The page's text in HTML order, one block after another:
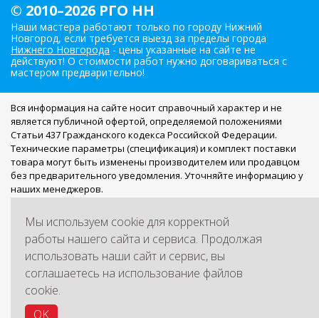
© 2010–2026 РГО НН
Наши мастера работают только по городу Нижний
Новгород, если требуется выезд за пределы города
Нижнего Новгорода - цены указанные на сайте не
действуют! О стоимости работ нужно договариваться с
мастером предварительно!
Вся информация на сайте носит справочный характер и не
является публичной офертой, определяемой положениями
Статьи 437 Гражданского кодекса Российской Федерации.
Технические параметры (спецификация) и комплект поставки
товара могут быть изменены производителем или продавцом
без предварительного уведомления. Уточняйте информацию у
наших менеджеров.
соответствии сПолитикой обработки персональных данных
Если вы не согласны на обработку персональных данных, вам
необходимо покинуть сайт.
Мы используем куки для наилучшего представления нашего
сайта. Если Вы продолжите использовать сайт, мы будем
считать, что Вас это устраивает. Информация представленная
на сайте не является публичной офертой.
Мы используем cookie для корректной
работы нашего сайта и сервиса. Продолжая
использовать наши сайт и сервис, вы
соглашаетесь на использование файлов
cookie.
OK